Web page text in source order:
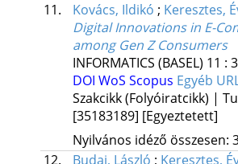
11. Kovács, Ildikó ; Keresztes,
Digital Innovations in E-
among Gen Z Consumers
INFORMATICS (BASEL) 11 : 3
DOI WoS Scopus Egyéb
Szakcikk (Folyóiratcikk) |
[35183189] [Egyeztetett]
Nyilvános idéző összesen:
12.
Budai, László ; Keresztes,